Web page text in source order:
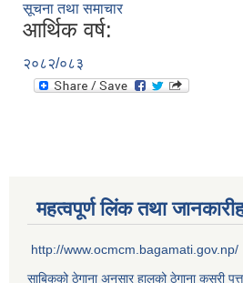
सूचना तथा समाचार
आर्थिक वर्ष:
२०८२/०८३
महत्वपूर्ण लिंक तथा
http://www.ocmcm.bagamati.gov.np/
साबिकको ठेगाना अनुसार हालको ठेगाना कसरी